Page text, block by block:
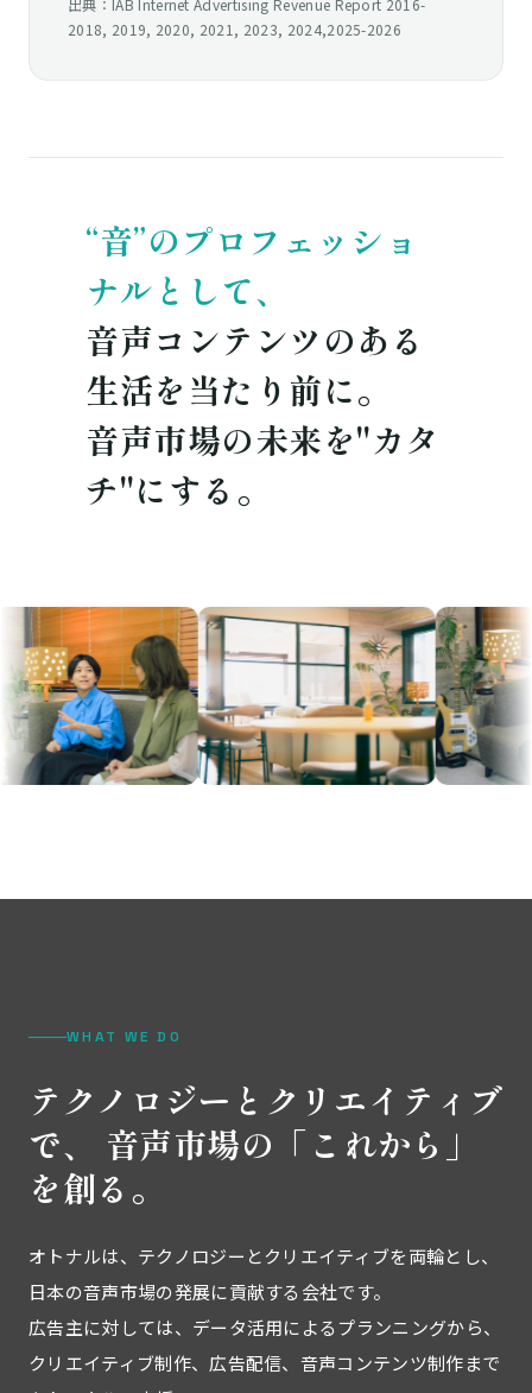
出典：IAB Internet Advertising Revenue Report 2016-
2018, 2019, 2020, 2021, 2023, 2024,2025-2026
“音”のプロフェッショ
ナルとして、
音声コンテンツのある
生活を当たり前に。
音声市場の未来を"カタ
チ"にする。
WHAT WE DO
テクノロジーとクリエイティブ
で、
音声市場の「これから」
を創る。
オトナルは、テクノロジーとクリエイティブを両輪とし、
日本の音声市場の発展に貢献する会社です。
広告主に対しては、データ活用によるプランニングから、
クリエイティブ制作、広告配信、音声コンテンツ制作まで